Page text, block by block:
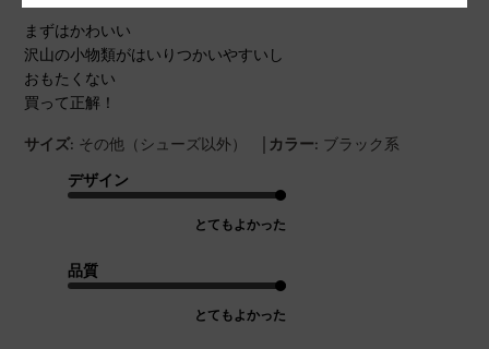
まずはかわいい
沢山の小物類がはいりつかいやすいし
おもたくない
買って正解！
サイズ: その他（シューズ以外） | カラー: ブラック系
デザイン
とてもよかった
品質
とてもよかった